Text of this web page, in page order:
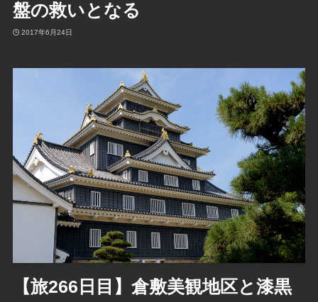
盤の救いとなる
2017年6月24日
【旅266日目】倉敷美観地区と漆黒